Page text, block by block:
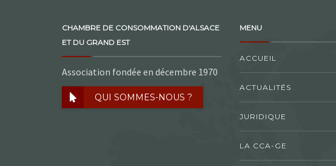
CHAMBRE DE CONSOMMATION D'ALSACE
ET DU GRAND EST
Association fondée en décembre 1970
QUI SOMMES-NOUS ?
MENU
ACCUEIL
ACTUALITÉS
JURIDIQUE
LA CCA-GE